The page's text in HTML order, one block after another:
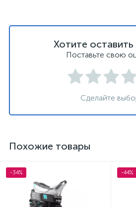
Хотите оставить
Поставьте свою
Сделайте
Похожие товары
-34% -44%